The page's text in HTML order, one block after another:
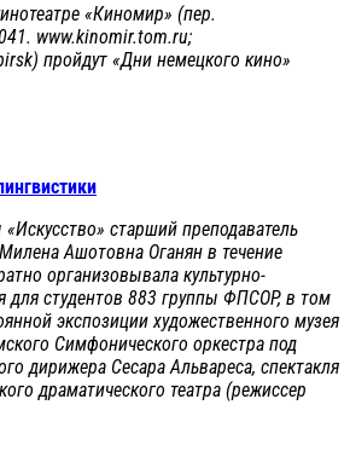
«Киномир» (пер.
www.kinomir.tom.ru;
пройдут «Дни немецкого кино»
старший преподаватель
Ашотовна Оганян в течение
организовывала культурно-
студентов 883 группы ФПCОР, в том
экспозиции художественного музея
Симфонического оркестра под
дирижера Сесара Альвареса, спектакля
драматического театра (режиссер